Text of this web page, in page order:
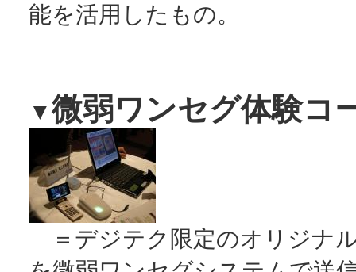
能を活用したもの。
▼微弱ワンセグ体験コ
＝デジテク限定のオリジナ